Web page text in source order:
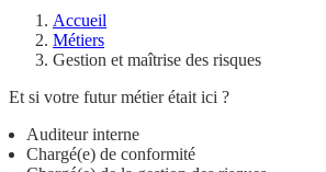
Accueil
Métiers
Gestion et maîtrise des risques
Et si votre futur métier était ici ?
Auditeur interne
Chargé(e) de conformité